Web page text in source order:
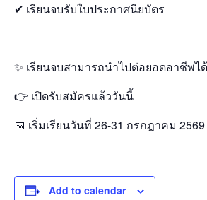
✔ เรียนจบรับใบประกาศนียบัตร
✨ เรียนจบสามารถนำไปต่อยอดอาชีพไ
👉 เปิดรับสมัครแล้ววันนี้
📅 เริ่มเรียนวันที่ 26-31 กรกฎาคม 2569
Add to calendar